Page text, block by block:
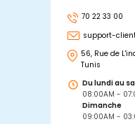
70 22 33 00
support-
56, Rue de
Tunis
Du lundi au
08:00AM -
Dimanche
09:00AM -